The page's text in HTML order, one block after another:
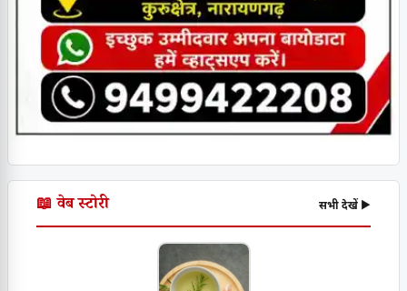
📖 वेब स्टोरी सभी देखें ▶